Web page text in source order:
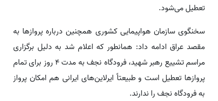
تعطیل می‌شود.
سخنگوی سازمان هواپیمایی کشوری همچنین درباره پروازها به
مقصد عراق ادامه داد: همانطور که اعلام شد به دلیل برگزاری
مراسم تشییع رهبر شهید، فرودگاه نجف به مدت ۴ روز برای تمام
پروازها تعطیل است و طبیعتاً ایرلاین‌های ایرانی هم امکان پرواز
به فرودگاه نجف را ندارند.